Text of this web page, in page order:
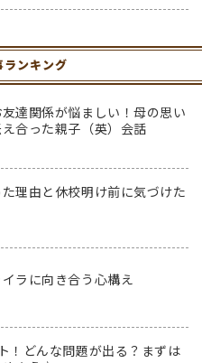
ンキング
達関係が悩ましい！母の思い
合った親子（英）会話
理由と休校明け前に気づけた
ラに向き合う心構え
！どんな問題が出る？まずは